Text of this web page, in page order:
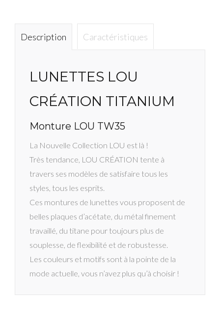
Description Caractéristiques
LUNETTES LOU
CRÉATION TITANIUM
Monture LOU TW35
La Nouvelle Collection LOU est là !
Très tendance, LOU CRÉATION tente à
travers ses modèles de satisfaire tous les
styles, tous les esprits.
Ces montures de lunettes vous proposent de
belles plaques d’acétate, du métal finement
travaillé, du titane pour toujours plus de
souplesse, de flexibilité et de robustesse.
Les couleurs et motifs sont à la pointe de la
mode actuelle, vous n’avez plus qu’à choisir !